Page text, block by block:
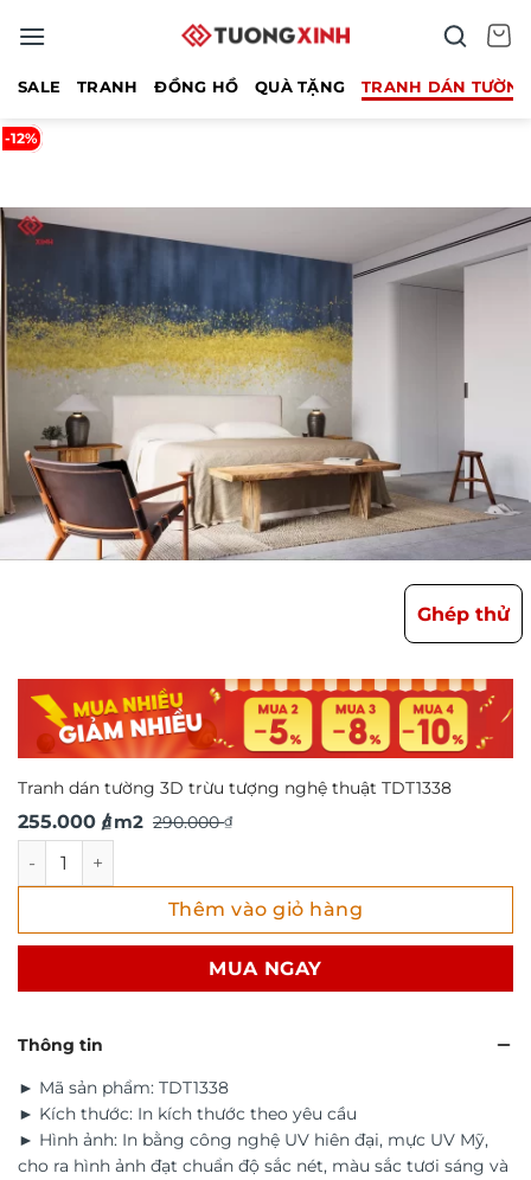
qua
SALE TRANH ĐỒNG HỒ QUÀ TẶNG TRANH DÁN
-12%
Ghép thử
Tranh dán tường 3D trừu tượng nghệ thuật TDT1338
290.000₫
Giá
là:
290.000 ₫.
255.000 ₫
Giá
tại
là:
/ m2
Tranh dán tường 3D trừu tượng nghệ thuật TDT1338 số
Thêm vào giỏ hàng
MUA NGAY
Thông tin
► Mã sản phẩm: TDT1338
► Kích thước: In kích thước theo yêu cầu
► Hình ảnh: In bằng công nghệ UV hiên đại, mực UV Mỹ,
cho ra hình ảnh đạt chuẩn độ sắc nét, màu sắc tươi sáng và